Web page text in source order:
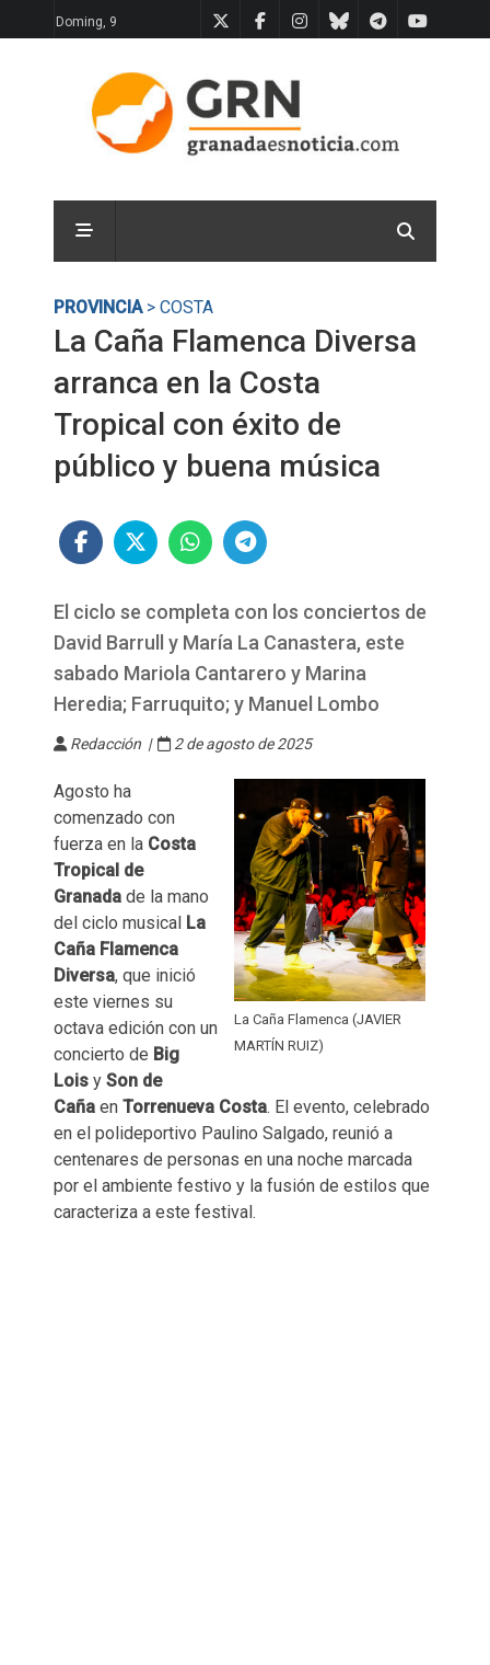
Doming, 9
PROVINCIA> COSTA
La Caña Flamenca Diversa
arranca en la Costa
Tropical con éxito de
público y buena música
El ciclo se completa con los conciertos de
David Barrull y María La Canastera, este
sabado Mariola Cantarero y Marina
Heredia; Farruquito; y Manuel Lombo
Redacción | 2 de agosto de 2025
La Caña Flamenca (JAVIER
MARTÍN RUIZ)
Agosto ha
comenzado con
fuerza en la Costa
Tropical de
Granada de la mano
del ciclo musical La
Caña Flamenca
Diversa, que inició
este viernes su
octava edición con un
concierto de Big
Lois y Son de
Caña en Torrenueva Costa. El evento, celebrado
en el polideportivo Paulino Salgado, reunió a
centenares de personas en una noche marcada
por el ambiente festivo y la fusión de estilos que
caracteriza a este festival.